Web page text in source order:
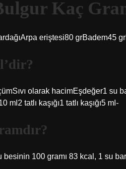
Kaç
eriştesi80 grBadem45
olarak hacimEşdeğer1 su
ml2 tatlı kaşığı1 tatlı kaşığı5 ml-
100 gramı 83 kcal, 1 su